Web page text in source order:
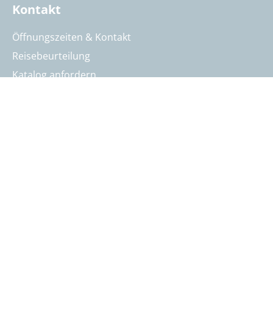
Kontakt
Öffnungszeiten & Kontakt
Reisebeurteilung
Katalog anfordern